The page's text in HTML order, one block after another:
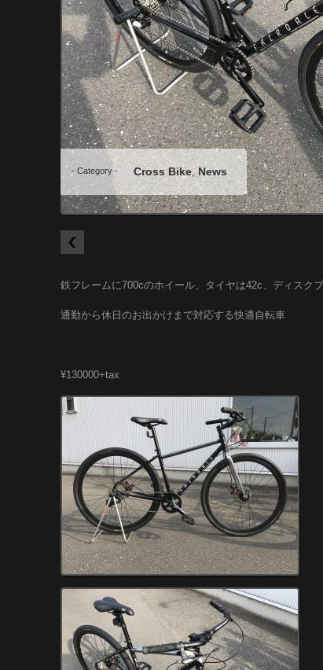
- Category - Cross Bike,News
鉄フレームに700cのホイール、タイヤは42c、ディスク
通勤から休日のお出かけまで対応する快適自転車
¥130000+tax